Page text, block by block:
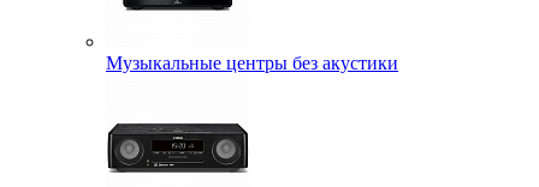
Музыкальные центры без акустики